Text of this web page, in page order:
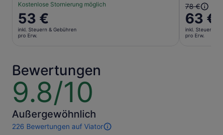
Kostenlose Stornierung möglich
Der
Preis
beträgt
Erw.
53 €
inkl. Steuern & Gebühren
pro Erw.
Der
vorherige
Preis
war
78 €
63 €
inkl. Steuern &
pro Erw.
Bewertungen
9.8/10
9.8
von
10
Außergewöhnlich
226 Bewertungen auf Viator
226